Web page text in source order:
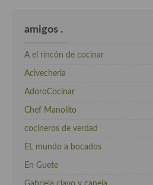
amigos .
A el rincón de cocinar
Acivecheria
AdoroCocinar
Chef Manolito
cocineros de verdad
EL mundo a bocados
En Guete